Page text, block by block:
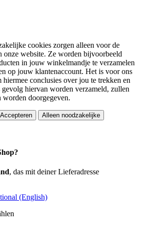
cookies zorgen alleen voor de
onze website. Ze worden bijvoorbeeld
in jouw winkelmandje te verzamelen
op jouw klantenaccount. Het is voor ons
conclusies over jou te trekken en
gevolg hiervan worden verzameld, zullen
worden doorgegeven.
Accepteren Alleen noodzakelijke
, das mit deiner Lieferadresse
(English)